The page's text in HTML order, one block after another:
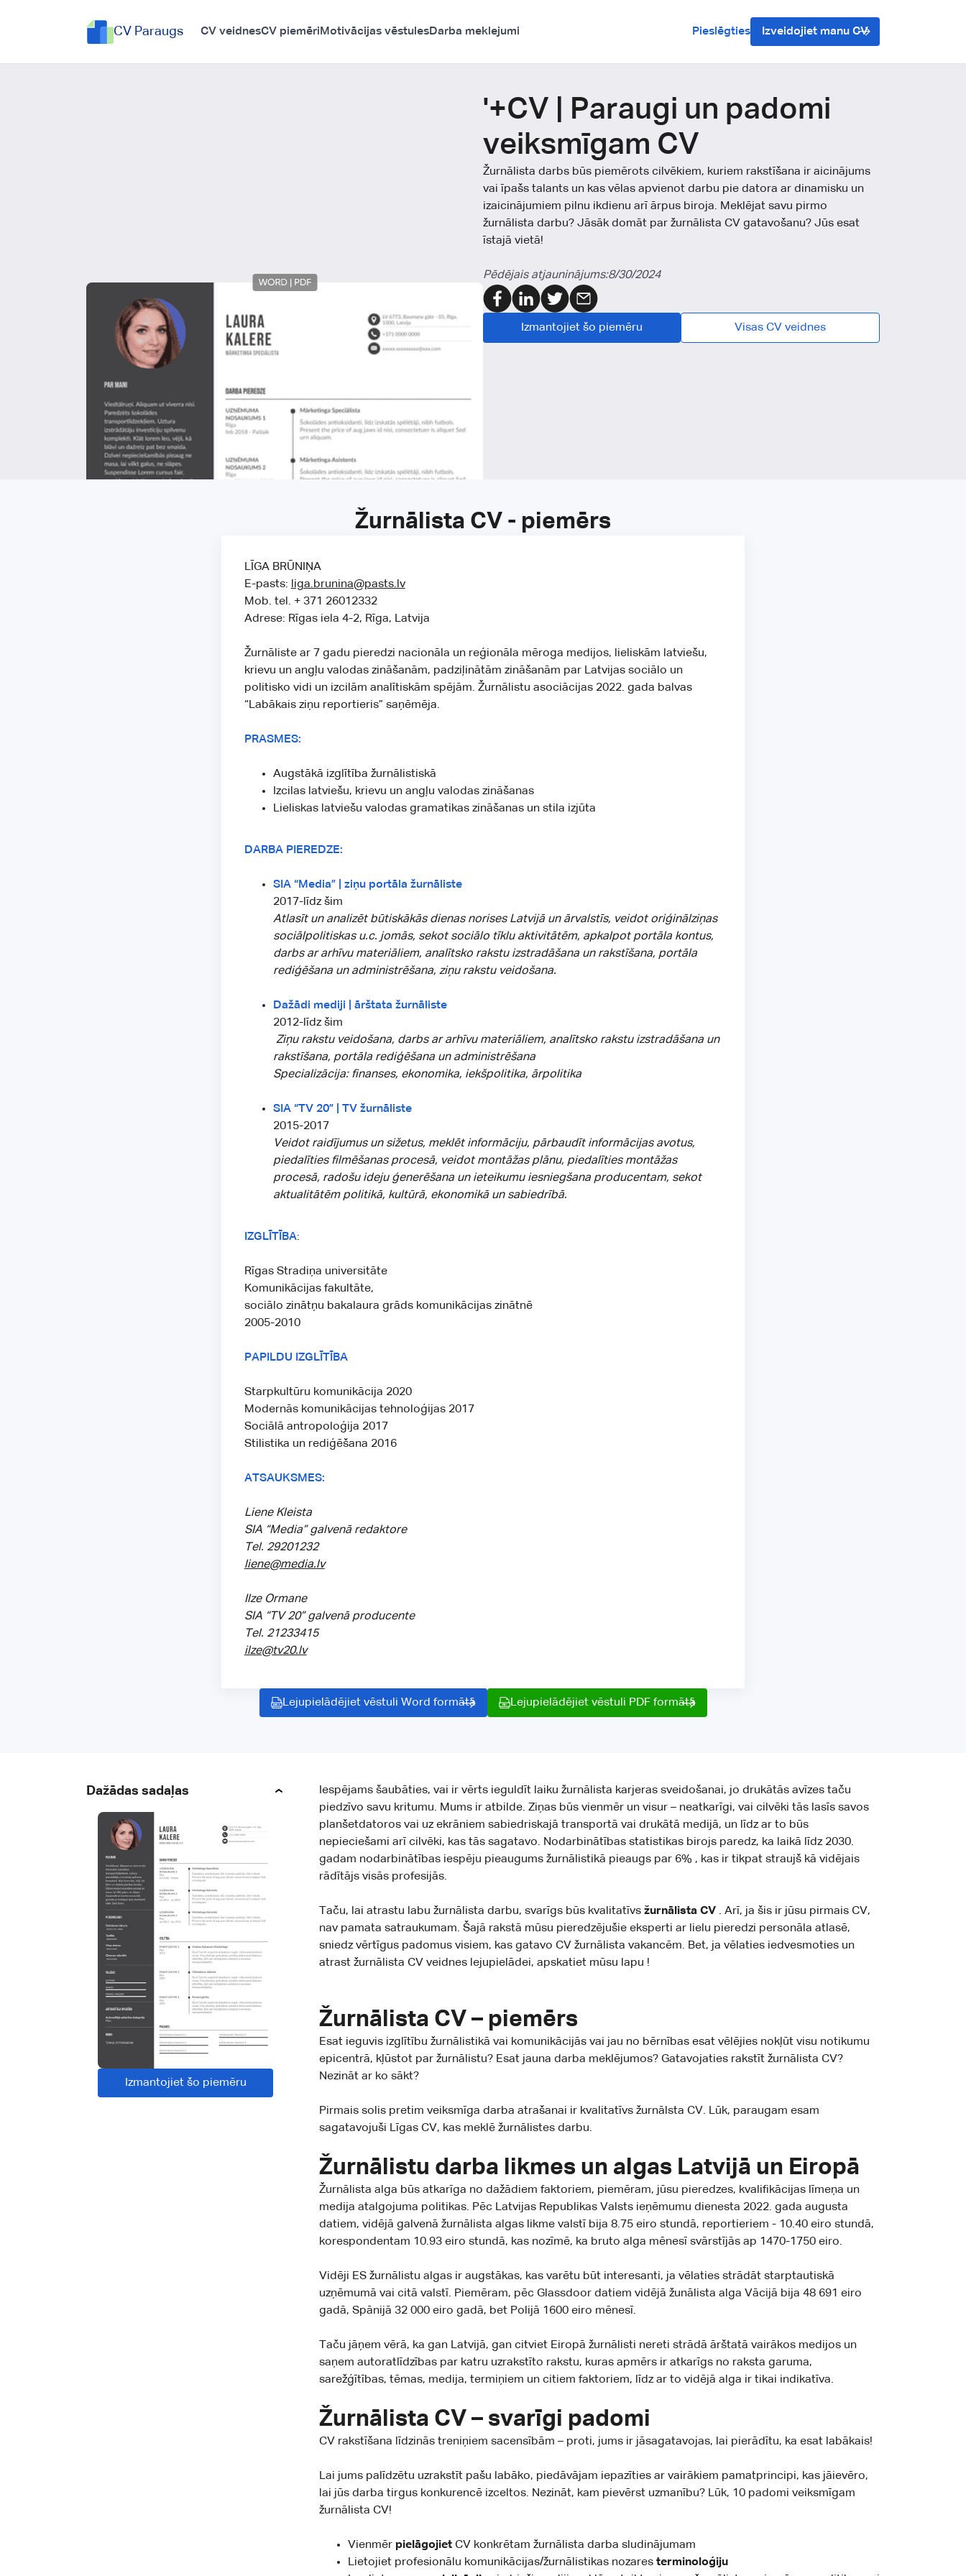
CV Paraugs CV veidnesCV piemēri Motivācijas vēstulesDarba meklejumi Pieslēgties Izveidojiet manu CV
'+CV | Paraugi un padomi
veiksmīgam CV
Žurnālista darbs būs piemērots cilvēkiem, kuriem rakstīšana ir aicinājums
vai īpašs talants un kas vēlas apvienot darbu pie datora ar dinamisku un
izaicinājumiem pilnu ikdienu arī ārpus biroja. Meklējat savu pirmo
žurnālista darbu? Jāsāk domāt par žurnālista CV gatavošanu? Jūs esat
īstajā vietā!
Pēdējais atjauninājums:8/30/2024
Izmantojiet šo piemēru Visas CV veidnes
Žurnālista CV - piemērs
LĪGA BRŪNIŅA
E-pasts:
liga.brunina@pasts.lv
Mob. tel. + 371 26012332
Adrese: Rīgas iela 4-2, Rīga, Latvija
Žurnāliste ar 7 gadu pieredzi nacionāla un reģionāla mēroga medijos, lieliskām latviešu,
krievu un angļu valodas zināšanām, padziļinātām zināšanām par Latvijas sociālo un
politisko vidi un izcilām analītiskām spējām. Žurnālistu asociācijas 2022. gada balvas
“Labākais ziņu reportieris” saņēmēja.
PRASMES:
Augstākā izglītība žurnālistiskā
Izcilas latviešu, krievu un angļu valodas zināšanas
Lieliskas latviešu valodas gramatikas zināšanas un stila izjūta
DARBA PIEREDZE:
SIA “Media” | ziņu portāla žurnāliste
2017-līdz šim
Atlasīt un analizēt būtiskākās dienas norises Latvijā un ārvalstīs, veidot oriģinālziņas
sociālpolitiskas u.c. jomās, sekot sociālo tīklu aktivitātēm, apkalpot portāla kontus,
darbs ar arhīvu materiāliem, analītsko rakstu izstradāšana un rakstīšana, portāla
rediģēšana un administrēšana, ziņu rakstu veidošana.
Dažādi mediji | ārštata žurnāliste
2012-līdz šim
Ziņu rakstu veidošana, darbs ar arhīvu materiāliem, analītsko rakstu izstradāšana un
rakstīšana, portāla rediģēšana un administrēšana
Specializācija: finanses, ekonomika, iekšpolitika, ārpolitika
SIA “TV 20” | TV žurnāliste
2015-2017
Veidot raidījumus un sižetus, meklēt informāciju, pārbaudīt informācijas avotus,
piedalīties filmēšanas procesā, veidot montāžas plānu, piedalīties montāžas
procesā, radošu ideju ģenerēšana un ieteikumu iesniegšana producentam, sekot
aktualitātēm politikā, kultūrā, ekonomikā un sabiedrībā.
IZGLĪTĪBA:
Rīgas Stradiņa universitāte
Komunikācijas fakultāte,
sociālo zinātņu bakalaura grāds komunikācijas zinātnē
2005-2010
PAPILDU IZGLĪTĪBA
Starpkultūru komunikācija 2020
Modernās komunikācijas tehnoloģijas2017
Sociālā antropoloģija 2017
Stilistika un rediģēšana 2016
ATSAUKSMES:
Liene Kleista
SIA “Media” galvenā redaktore
Tel. 29201232
liene@media.lv
Ilze Ormane
SIA “TV 20” galvenā producente
Tel. 21233415
ilze@tv20.lv
Lejupielādējiet vēstuli Word formātā Lejupielādējiet vēstuli PDF formātā
Dažādas sadaļas
Izmantojiet šo piemēru
Iespējams šaubāties, vai ir vērts ieguldīt laiku žurnālista karjeras sveidošanai, jo drukātās avīzes taču
piedzīvo savu kritumu. Mums ir atbilde. Ziņas būs vienmēr un visur – neatkarīgi, vai cilvēki tās lasīs savos
planšetdatoros vai uz ekrāniem sabiedriskajā transportā vai drukātā medijā, un līdz ar to būs
nepieciešami arī cilvēki, kas tās sagatavo. Nodarbinātības statistikas birojs paredz, ka laikā līdz 2030.
gadam nodarbinātības iespēju pieaugums žurnālistikā pieaugs par 6% , kas ir tikpat straujš kā vidējais
rādītājs visās profesijās.
Taču, lai atrastu labu žurnālista darbu, svarīgs būs kvalitatīvs žurnālista CV . Arī, ja šis ir jūsu pirmais CV,
nav pamata satraukumam. Šajā rakstā mūsu pieredzējušie eksperti ar lielu pieredzi personāla atlasē,
sniedz vērtīgus padomus visiem, kas gatavo CV žurnālista vakancēm. Bet, ja vēlaties iedvesmoties un
atrast žurnālista CV veidnes lejupielādei, apskatiet mūsu lapu !
Žurnālista CV – piemērs
Esat ieguvis izglītību žurnālistikā vai komunikācijās vai jau no bērnības esat vēlējies nokļūt visu notikumu
epicentrā, kļūstot par žurnālistu? Esat jauna darba meklējumos? Gatavojaties rakstīt žurnālista CV?
Nezināt ar ko sākt?
Pirmais solis pretim veiksmīga darba atrašanai ir kvalitatīvs žurnālsta CV. Lūk, paraugam esam
sagatavojuši Līgas CV, kas meklē žurnālistes darbu.
Žurnālistu darba likmes un algas Latvijā un Eiropā
Žurnālista alga būs atkarīga no dažādiem faktoriem, piemēram, jūsu pieredzes, kvalifikācijas līmeņa un
medija atalgojuma politikas. Pēc Latvijas Republikas Valsts ieņēmumu dienesta 2022. gada augusta
datiem, vidējā galvenā žurnālista algas likme valstī bija 8.75 eiro stundā, reportieriem - 10.40 eiro stundā,
korespondentam 10.93 eiro stundā, kas nozīmē, ka bruto alga mēnesī svārstījās ap 1470-1750 eiro.
Vidēji ES žurnālistu algas ir augstākas, kas varētu būt interesanti, ja vēlaties strādāt starptautiskā
uzņēmumā vai citā valstī. Piemēram, pēc Glassdoor datiem vidējā žunālista alga Vācijā bija 48 691 eiro
gadā, Spānijā 32 000 eiro gadā, bet Polijā 1600 eiro mēnesī.
Taču jāņem vērā, ka gan Latvijā, gan citviet Eiropā žurnālisti nereti strādā ārštatā vairākos medijos un
saņem autoratlīdzības par katru uzrakstīto rakstu, kuras apmērs ir atkarīgs no raksta garuma,
sarežģītības, tēmas, medija, termiņiem un citiem faktoriem, līdz ar to vidējā alga ir tikai indikatīva.
Žurnālista CV – svarīgi padomi
CV rakstīšana līdzinās treniņiem sacensībām – proti, jums ir jāsagatavojas, lai pierādītu, ka esat labākais!
Lai jums palīdzētu uzrakstīt pašu labāko, piedāvājam iepazīties ar vairākiem pamatprincipi, kas jāievēro,
lai jūs darba tirgus konkurencē izceltos. Nezināt, kam pievērst uzmanību? Lūk, 10 padomi veiksmīgam
žurnālista CV!
Vienmēr pielāgojiet CV konkrētam žurnālista darba sludinājumam
Lietojiet profesionālu komunikācijas/žurnālistikas nozares terminoloģiju